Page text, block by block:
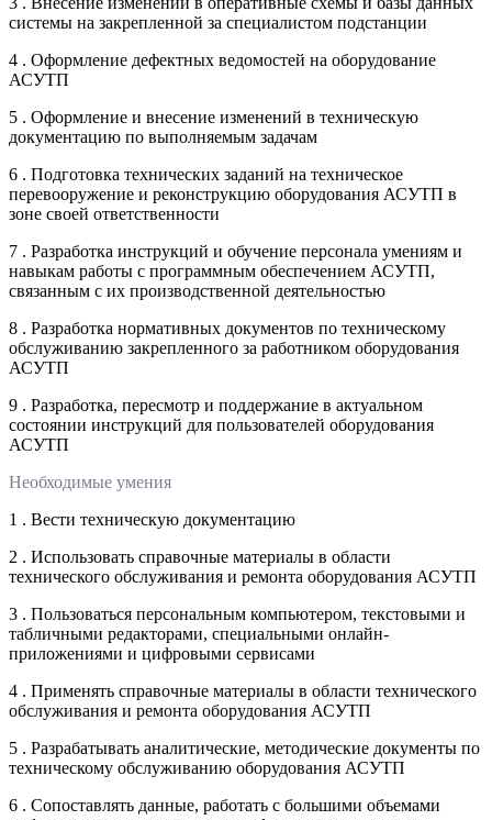
системы на закрепленной за специалистом подстанции
4 . Оформление дефектных ведомостей на оборудование
АСУТП
5 . Оформление и внесение изменений в техническую
документацию по выполняемым задачам
6 . Подготовка технических заданий на техническое
перевооружение и реконструкцию оборудования АСУТП в
зоне своей ответственности
7 . Разработка инструкций и обучение персонала умениям и
навыкам работы с программным обеспечением АСУТП,
связанным с их производственной деятельностью
8 . Разработка нормативных документов по техническому
обслуживанию закрепленного за работником оборудования
АСУТП
9 . Разработка, пересмотр и поддержание в актуальном
состоянии инструкций для пользователей оборудования
АСУТП
Необходимые умения
1 . Вести техническую документацию
2 . Использовать справочные материалы в области
технического обслуживания и ремонта оборудования АСУТП
3 . Пользоваться персональным компьютером, текстовыми и
табличными редакторами, специальными онлайн-
приложениями и цифровыми сервисами
4 . Применять справочные материалы в области технического
обслуживания и ремонта оборудования АСУТП
5 . Разрабатывать аналитические, методические документы по
техническому обслуживанию оборудования АСУТП
6 . Сопоставлять данные, работать с большими объемами